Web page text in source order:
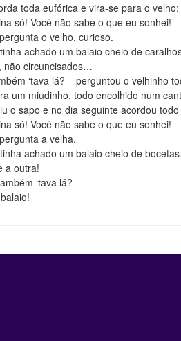
toda eufórica e vira-se para o velho:
só! Você não sabe o que eu sonhei!
o velho, curioso.
achado um balaio cheio de
não circuncisados…
‘tava lá? – perguntou o velhinho
um miudinho, todo encolhido num
o sapo e no dia seguinte acordou
só! Você não sabe o que eu sonhei!
a velha.
achado um balaio cheio de
a outra!
‘tava lá?